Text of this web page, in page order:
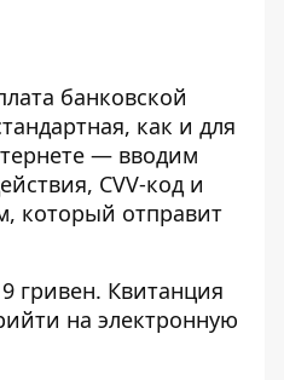
банковской
как и для
— вводим
CVV-код и
который отправит
гривен. Квитанция
на электронную